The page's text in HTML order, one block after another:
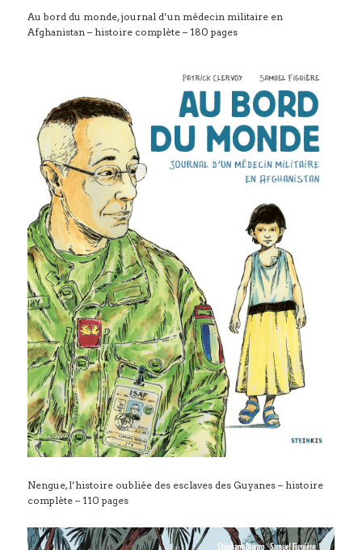
Au bord du monde, journal d’un médecin militaire en
Afghanistan – histoire complète – 180 pages
Nengue, l’histoire oubliée des esclaves des Guyanes – histoire
complète – 110 pages